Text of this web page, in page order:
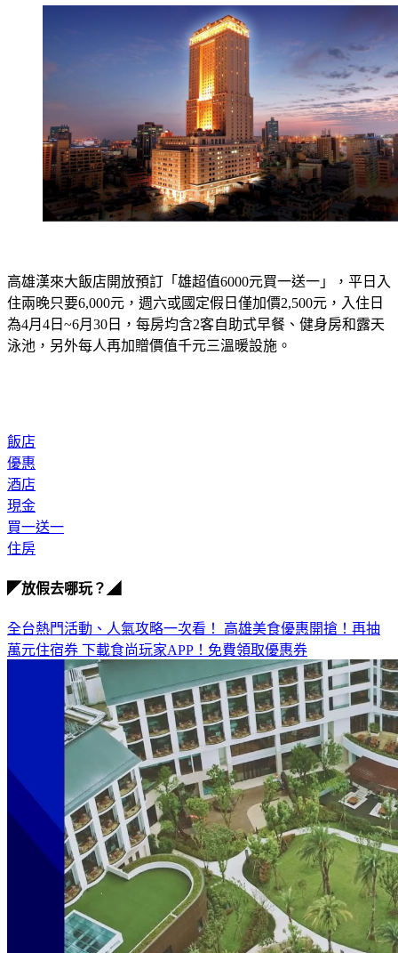
高雄漢來大飯店開放預訂「雄超值6000元買一送一」，平日入
住兩晚只要6,000元，週六或國定假日僅加價2,500元，入住日
為4月4日~6月30日，每房均含2客自助式早餐、健身房和露天
泳池，另外每人再加贈價值千元三溫暖設施。
飯店
優惠
酒店
現金
買一送一
住房
◤放假去哪玩？◢
全台熱門活動、人氣攻略一次看！ 高雄美食優惠開搶！再抽
萬元住宿券 下載食尚玩家APP！免費領取優惠券